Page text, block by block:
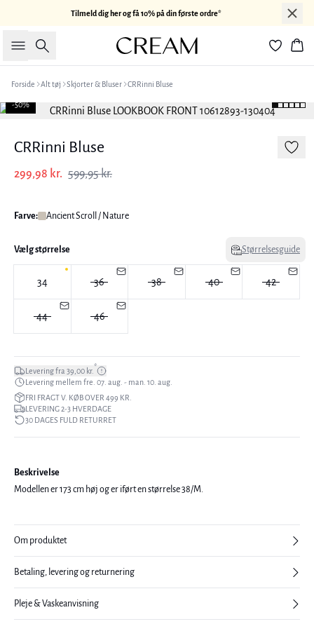
Tilmeld dig her og få 10% på din første ordre*
Søg
Forside Alt tøj Skjorter & Bluser CRRinni Bluse
-50%
CRRinni Bluse
299,98 kr. 599,95 kr.
Farve: Ancient Scroll / Nature
Vælg størrelse Størrelsesguide
34 36 38 40 42
44 46
Levering fra 39,00 kr.*
Levering mellem fre. 07. aug. - man. 10. aug.
FRI FRAGT V. KØB OVER 499 KR.
LEVERING 2-3 HVERDAGE
30 DAGES FULD RETURRET
Beskrivelse
Modellen er 173 cm høj og er iført en størrelse 38/M.
Om produktet
Betaling, levering og returnering
Pleje & Vaskeanvisning